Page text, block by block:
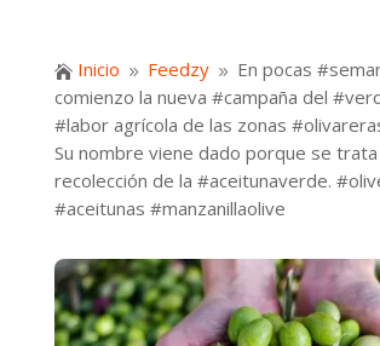
 Inicio 9 Feedzy 9 En pocas
comienzo la nueva #campaña del
#labor agrícola de las zonas
Su nombre viene dado porque se trata
recolección de la #aceitunaverde.
#aceitunas #manzanillaolive